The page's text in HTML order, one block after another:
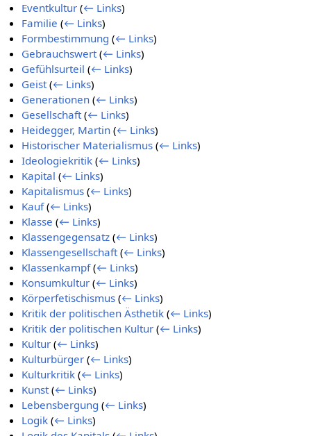
Eventkultur (← Links)
Familie (← Links)
Formbestimmung (← Links)
Gebrauchswert (← Links)
Gefühlsurteil (← Links)
Geist (← Links)
Generationen (← Links)
Gesellschaft (← Links)
Heidegger, Martin (← Links)
Historischer Materialismus (← Links)
Ideologiekritik (← Links)
Kapital (← Links)
Kapitalismus (← Links)
Kauf (← Links)
Klasse (← Links)
Klassengegensatz (← Links)
Klassengesellschaft (← Links)
Klassenkampf (← Links)
Konsumkultur (← Links)
Körperfetischismus (← Links)
Kritik der politischen Ästhetik (← Links)
Kritik der politischen Kultur (← Links)
Kultur (← Links)
Kulturbürger (← Links)
Kulturkritik (← Links)
Kunst (← Links)
Lebensbergung (← Links)
Logik (← Links)